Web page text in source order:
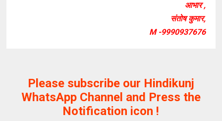
आभार ,
संतोष कुमार,
M -9990937676
Please subscribe our Hindikunj
WhatsApp Channel and Press the
Notification icon !